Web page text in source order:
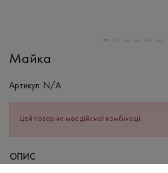
Майка
Артикул: N/A
Цей товар не має дійсної комбінації.
ОПИС